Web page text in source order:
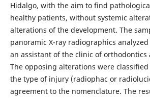
Hidalgo, with the aim to find
healthy patients, without systemic
alterations of the development. The
panoramic X-ray radiographics
an assistant of the clinic of orthodontics
The opposing alterations were
the type of injury (radiophac or
agreement to the nomenclature. The